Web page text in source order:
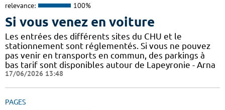
relevance: 100%
Si vous venez en voiture
Les entrées des différents sites du CHU et le
stationnement sont réglementés. Si vous ne pouvez
pas venir en transports en commun, des parkings à
bas tarif sont disponibles autour de Lapeyronie - Arna
17/06/2026 13:48
PAGES